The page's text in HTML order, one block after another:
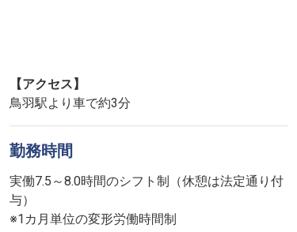
【アクセス】
鳥羽駅より車で約3分
勤務時間
実働7.5～8.0時間のシフト制（休憩は法定通り付
与）
※1カ月単位の変形労働時間制